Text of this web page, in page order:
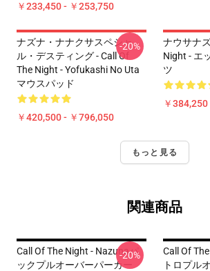
￥233,450 - ￥253,750
ナズナ・ナナクサスペシャ
ル・デスティング - Call Of
The Night - Yofukashi No Uta
マウスパッド
￥420,500 - ￥796,050
-20%
ナウサナ
Night - エ
ツ
￥
もっと見る
関連商品
Call Of The Night - Nazunaパ
ックプルオーバーパーカー
-20%
Call Of
トロプル